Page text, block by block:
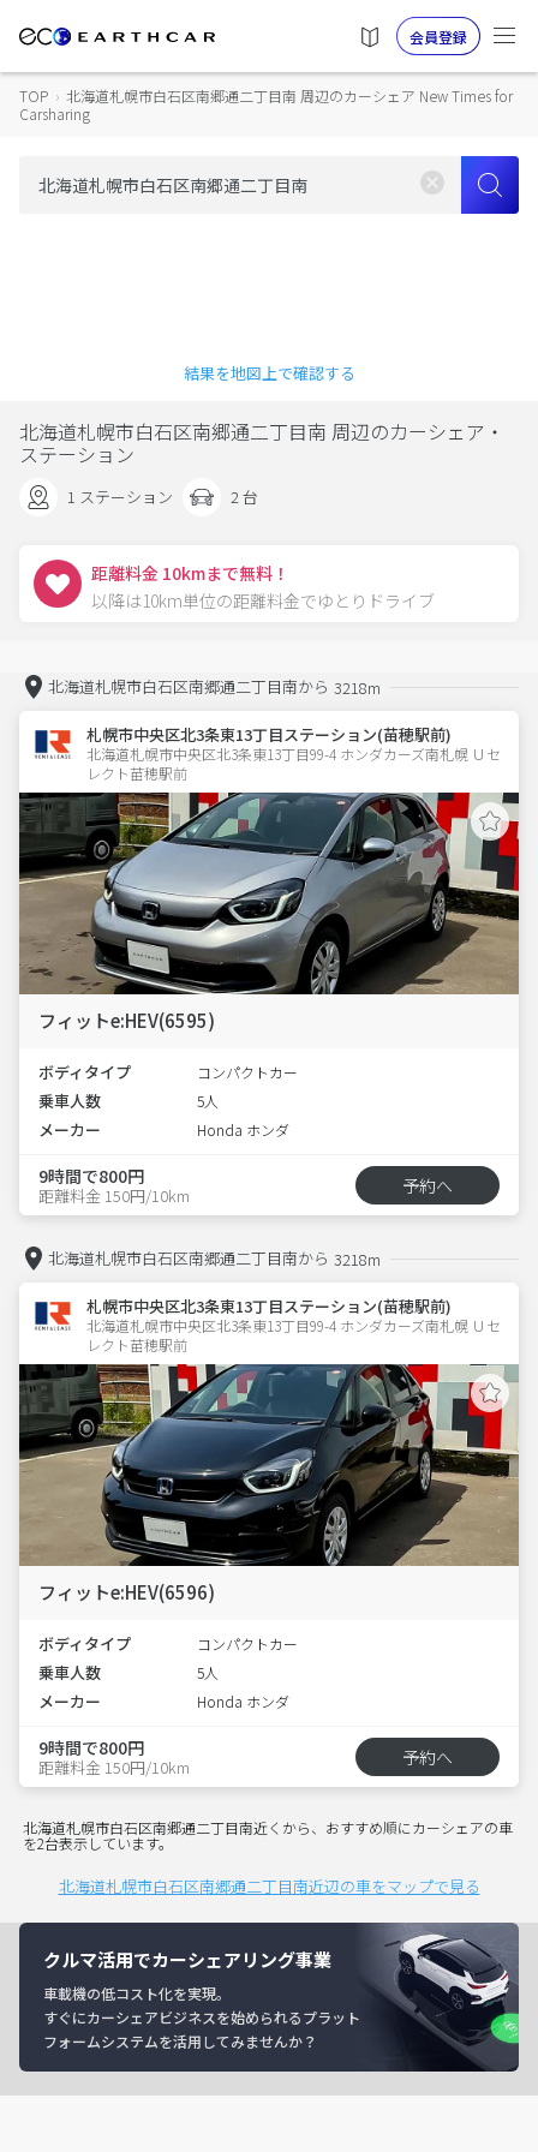
会員登録
TOP › 北海道札幌市白石区南郷通二丁目南 周辺のカーシェア New Times for
Carsharing
結果を地図上で確認する
北海道札幌市白石区南郷通二丁目南 周辺のカーシェア・
ステーション
1 ステーション 2 台
距離料金 10kmまで無料！
以降は10km単位の距離料金でゆとりドライブ
北海道札幌市白石区南郷通二丁目南から 3218m
札幌市中央区北3条東13丁目ステーション(苗穂駅前)
北海道札幌市中央区北3条東13丁目99-4 ホンダカーズ南札幌 Ｕセ
レクト苗穂駅前
フィットe:HEV(6595)
ボディタイプ コンパクトカー
乗車人数 5人
メーカー Honda ホンダ
9時間で800円
距離料金 150円/10km 予約へ
北海道札幌市白石区南郷通二丁目南から 3218m
札幌市中央区北3条東13丁目ステーション(苗穂駅前)
北海道札幌市中央区北3条東13丁目99-4 ホンダカーズ南札幌 Ｕセ
レクト苗穂駅前
フィットe:HEV(6596)
ボディタイプ コンパクトカー
乗車人数 5人
メーカー Honda ホンダ
9時間で800円
距離料金 150円/10km 予約へ
北海道札幌市白石区南郷通二丁目南近くから、おすすめ順にカーシェアの車
を2台表示しています。
北海道札幌市白石区南郷通二丁目南近辺の車をマップで見る
クルマ活用でカーシェアリング事業
車載機の低コスト化を実現。
すぐにカーシェアビジネスを始められるプラット
フォームシステムを活用してみませんか？